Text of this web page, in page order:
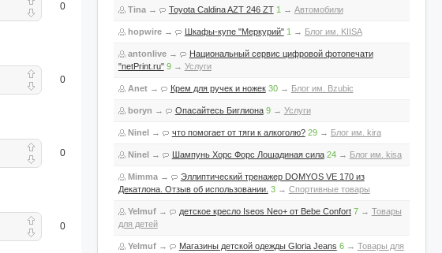
0
0
0
0
Tina→ Toyota Caldina AZT 246 ZT 1 → Автомобили
hopwire→ Шкафы-купе "Меркурий" 1 → Блог им. KIISA
antonlive→
Национальный сервис цифровой фотопечати
"netPrint.ru" 9→ Услуги
Anet→ Крем для ручек и ножек 30→ Блог им. Bzubic
boryn → Опасайтесь Биглиона 9→ Услуги
Ninel→ что помогает от тяги к алкоголю? 29→ Блог им. kira
Ninel→ Шампунь Хорс Форс Лошадиная сила 24→ Блог им. kisa
Mimma→
Эллиптический тренажер DOMYOS VE 170 из
Декатлона. Отзыв об использовании. 3→ Спортивные товары
Yelmuf→ детское кресло Iseos Neo+ от Bebe Confort 7→ Товары
для детей
Yelmuf→ Магазины детской одежды Gloria Jeans 6→ Товары для